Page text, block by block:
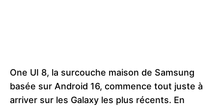
One UI 8, la surcouche maison de Samsung
basée sur Android 16, commence tout juste à
arriver sur les Galaxy les plus récents. En